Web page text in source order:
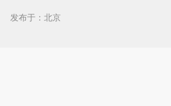
发布于：北京